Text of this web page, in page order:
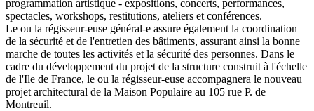
programmation artistique - expositions, concerts, performances,
spectacles, workshops, restitutions, ateliers et conférences.
Le ou la régisseur-euse général-e assure également la coordination
de la sécurité et de l'entretien des bâtiments, assurant ainsi la bonne
marche de toutes les activités et la sécurité des personnes. Dans le
cadre du développement du projet de la structure construit à l'échelle
de l'Ile de France, le ou la régisseur-euse accompagnera le nouveau
projet architectural de la Maison Populaire au 105 rue P. de
Montreuil.